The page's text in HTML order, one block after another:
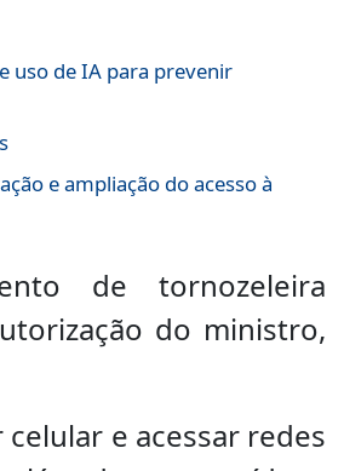
uso de IA para prevenir
e ampliação do acesso à
de tornozeleira
do ministro,
e acessar redes